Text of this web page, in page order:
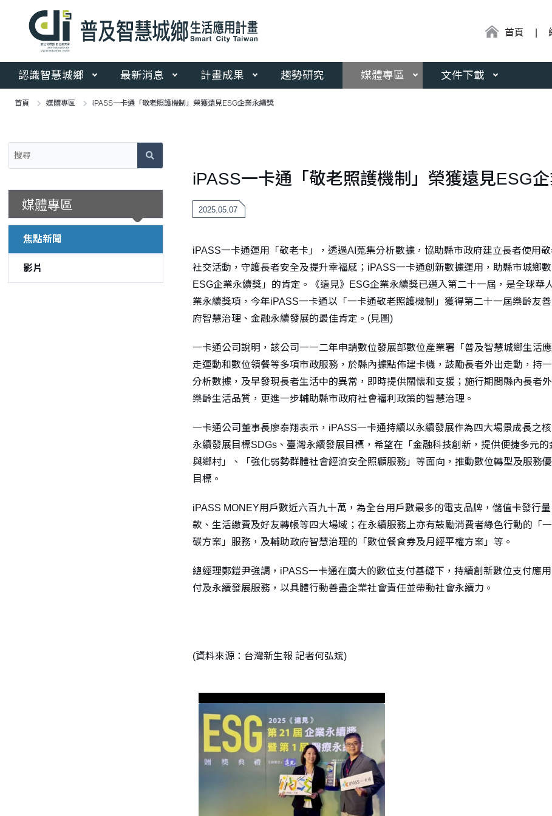
::: 首頁
認識智慧城鄉 最新消息 計畫成果 趨勢研究 媒體專區 文件下載
首頁 媒體專區 iPASS一卡通「敬老照護機制」榮獲遠見ESG企業永續獎
媒體專區
焦點新聞
影片
iPASS一卡通「敬老照護機制」榮獲遠見ESG
2025.05.07
iPASS一卡通運用「敬老卡」，透過AI蒐集分析數據，協助縣市政府建立長者使用
社交活動，守護長者安全及提升幸福感；iPASS一卡通創新數據運用，助縣市城鄉
ESG企業永續獎」的肯定。《遠見》ESG企業永續獎已邁入第二十一屆，是全球
業永續獎項，今年iPASS一卡通以「一卡通敬老照護機制」獲得第二十一屆樂齡友
府智慧治理、金融永續發展的最佳肯定。(見圖)
一卡通公司說明，該公司一一二年申請數位發展部數位產業署「普及智慧城鄉生活
走運動和數位領餐等多項市政服務，於縣內據點佈建卡機，鼓勵長者外出走動，持
分析數據，及早發現長者生活中的異常，即時提供關懷和支援；施行期間縣內長者
樂齡生活品質，更進一步輔助縣市政府社會福利政策的智慧治理。
一卡通公司董事長廖泰翔表示，iPASS一卡通持續以永續發展作為四大場景成長之
永續發展目標SDGs、臺灣永續發展目標，希望在「金融科技創新，提供便捷多元
與鄉村」、「強化弱勢群體社會經濟安全照顧服務」等面向，推動數位轉型及服務
目標。
iPASS MONEY用戶數近六百九十萬，為全台用戶數最多的電支品牌，儲值卡發行
款、生活繳費及好友轉帳等四大場域；在永續服務上亦有鼓勵消費者綠色行動的「
碳方案」服務，及輔助政府智慧治理的「數位餐食券及月經平權方案」等。
總經理鄭鎧尹強調，iPASS一卡通在廣大的數位支付基礎下，持續創新數位支付應
付及永續發展服務，以具體行動善盡企業社會責任並帶動社會永續力。
(資料來源：台灣新生報 記者何弘斌)